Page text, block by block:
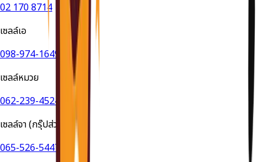
02 170 8714
เซลล์เอ
098-974-1649
เซลล์หมวย
062-239-4524
เซลล์จา (กรุ๊ปส่วนตัว)
065-526-5447